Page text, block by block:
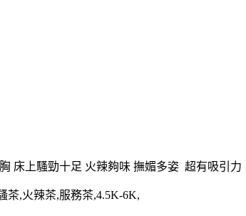
床上騷勁十足 火辣夠味 撫媚多姿 超有吸引
茶,火辣茶,服務茶,4.5K-6K,